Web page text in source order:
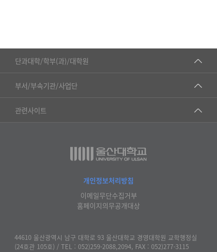
단과대학/학부(과)/대학원
■인문대학
▷국어국문학부
▷일본어·일본학과
▷프랑스어·프랑스학과
▷사회과학부
부서/부속기관/사업단
공동기기센터
공학교육혁신센터
물리BK 미래혁신응집물질물리인재교육연구단
미래기술혁신융합형인재양성센터
관련사이트
건강가정지원센터
교수협의회
온라인 기술거래 플랫폼
울산대학교 총동문회
개인정보처리방침
이메일무단수집거부
홈페이지의무공개대상
44610 울산광역시 남구 대학로 93 울산대학교 경영대학원 교학행정실
(24호관 105호) / TEL : 052)259-2088,2094, FAX : 052)277-3115